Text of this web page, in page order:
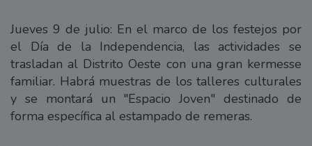
Jueves 9 de julio: En el marco de los festejos por
el Día de la Independencia, las actividades se
trasladan al Distrito Oeste con una gran kermesse
familiar. Habrá muestras de los talleres culturales
y se montará un "Espacio Joven" destinado de
forma específica al estampado de remeras.